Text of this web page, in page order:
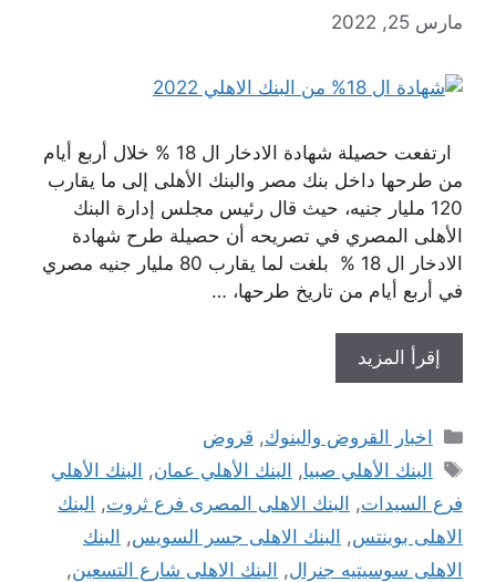
مارس 25, 2022
ارتفعت حصيلة شهادة الادخار ال 18 % خلال أربع أيام
من طرحها داخل بنك مصر والبنك الأهلى إلى ما يقارب
120 مليار جنيه، حيث قال رئيس مجلس إدارة البنك
الأهلى المصري في تصريحه أن حصيلة طرح شهادة
الادخار ال 18 % بلغت لما يقارب 80 مليار جنيه مصري
في أربع أيام من تاريخ طرحها، …
إقرأ المزيد
التصنيفات
اخبار القروض والبنوك, قروض
الوسوم
البنك الأهلي صبيا, البنك الأهلي عمان, البنك الأهلي
فرع السيدات, البنك الاهلى المصرى فرع ثروت, البنك
الاهلى بوينتس, البنك الاهلى جسر السويس, البنك
الاهلى سوسيتيه جنرال, البنك الاهلى شارع التسعين,